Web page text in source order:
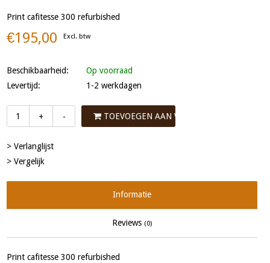
Print cafitesse 300 refurbished
€195,00 Excl. btw
Beschikbaarheid:
Op voorraad
Levertijd:
1-2 werkdagen
+ - TOEVOEGEN AAN WINKELWAGEN
> Verlanglijst
> Vergelijk
Informatie
Reviews (0)
Print cafitesse 300 refurbished